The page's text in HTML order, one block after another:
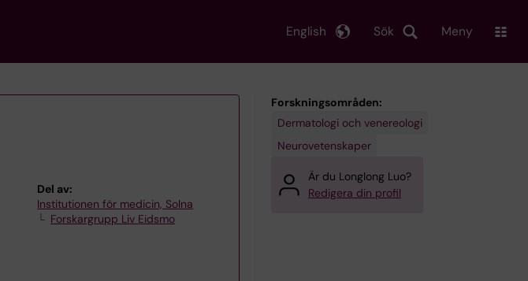
Sök
English Meny
Del av:
Institutionen för medicin, Solna
Forskargrupp Liv Eidsmo
Forskningsområden:
Dermatologi och venereologi
Neurovetenskaper
Är du Longlong Luo?
Redigera din profil